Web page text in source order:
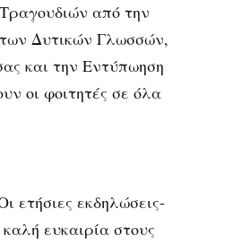
από την
Δυτικών Γλωσσών,
και την Εντύπωηση
οι φοιτητές σε όλα
ετήσιες εκδηλώσεις-
ευκαιρία στους